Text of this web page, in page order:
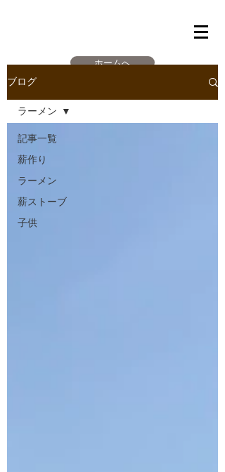
ホームへ
ブログ
記事一覧
薪作り
ラーメン
薪ストーブ
子供
ラーメン